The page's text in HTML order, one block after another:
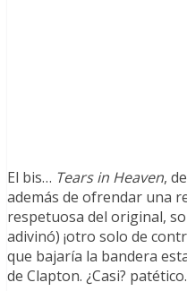
El bis… Tears in Heaven,
además de ofrendar una
respetuosa del original,
adivinó) ¡otro solo de
que bajaría la bandera
de Clapton. ¿Casi? patético.